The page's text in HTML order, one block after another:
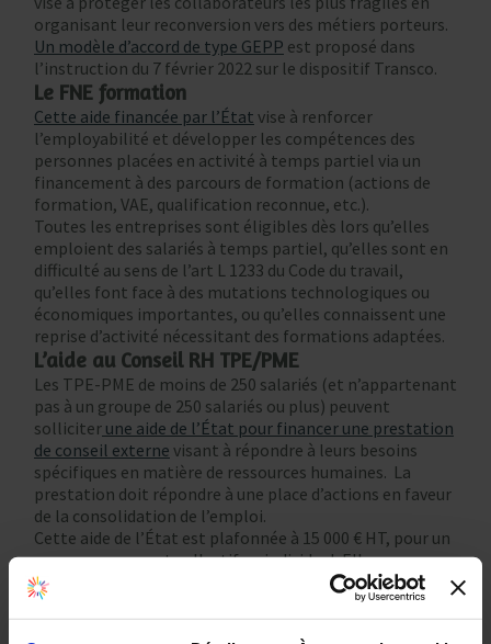
organisant leur reconversion vers des métiers porteurs.
Un modèle d’accord de type GEPP est proposé dans
l’instruction du 7 février 2022 sur le dispositif Transco.
Le FNE formation
Cette aide financée par l’État vise à renforcer
l’employabilité et développer les compétences des
personnes placées en activité à temps partiel via un
financement à des parcours de formation (actions de
formation, VAE, qualification reconnue, etc.).
Toutes les entreprises sont éligibles dès lors qu’elles
emploient des salariés à temps partiel, qu’elles sont en
difficulté au sens de l’art L 1233 du Code du travail,
qu’elles font face à des mutations technologiques ou
économiques importantes, ou qu’elles connaissent une
reprise d’activité nécessitant des formations adaptées.
L’aide au Conseil RH TPE/PME
Les TPE-PME de moins de 250 salariés (et n’appartenant
pas à un groupe de 250 salariés ou plus) peuvent
solliciter une aide de l’État pour financer une prestation
de conseil externe visant à répondre à leurs besoins
spécifiques en matière de ressources humaines. La
prestation doit répondre à une place d’actions en faveur
de la consolidation de l’emploi.
Cette aide de l’État est plafonnée à 15 000 € HT, pour un
accompagnement collectif ou individuel. Elle ne couvre
que les dépenses facturées par le consultant externe.
Accord GEPP : de quoi s’agit-il ?
Chaque année, l’entreprise consulte le CSE sur les